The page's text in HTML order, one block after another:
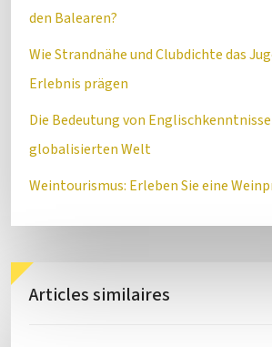
den Balearen?
Wie Strandnähe und Clubdichte das
Erlebnis prägen
Die Bedeutung von
globalisierten Welt
Weintourismus: Erleben Sie eine
Articles similaires